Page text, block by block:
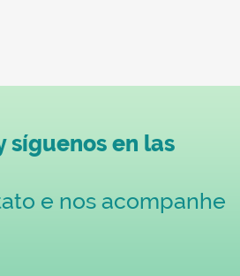
síguenos en las
e nos acompanhe